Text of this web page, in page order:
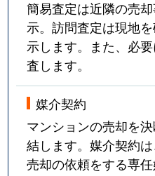
簡易査定は近隣の売
示。訪問査定は現地
示します。また、必
査します。
媒介契約
マンションの売却を
結します。媒介契約
売却の依頼をする専